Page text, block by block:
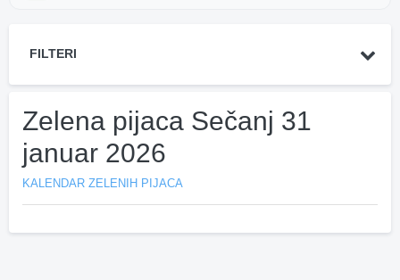
FILTERI
Zelena pijaca Sečanj 31
januar 2026
KALENDAR ZELENIH PIJACA